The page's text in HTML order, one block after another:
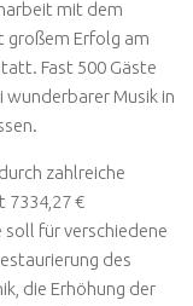
mit dem
großem Erfolg am
Fast 500 Gäste
Musik in
zahlreiche
7334,27 €
soll für verschiedene
des
die Erhöhung der